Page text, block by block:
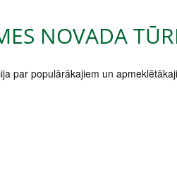
NOVADA
par populārākajiem un